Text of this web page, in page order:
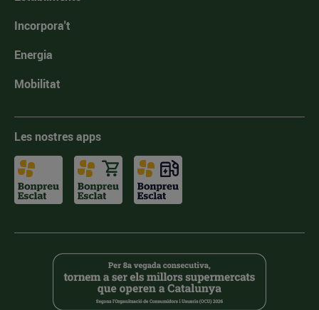
Incorpora't
Energia
Mobilitat
Les nostres apps